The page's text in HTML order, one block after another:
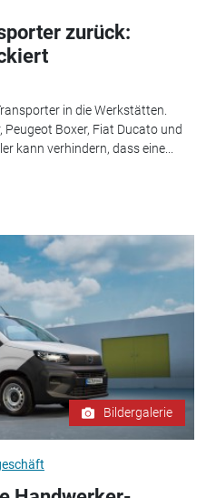
zurück:
in die Werkstätten.
Boxer, Fiat Ducato und
kann verhindern, dass eine...
Bildergalerie